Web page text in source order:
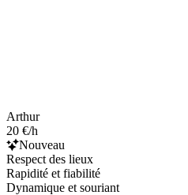
Arthur
20 €/h
Nouveau
Respect des lieux
Rapidité et fiabilité
Dynamique et souriant